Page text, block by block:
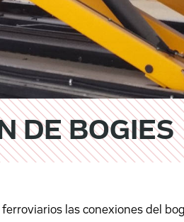
DE BOGIES
las conexiones del